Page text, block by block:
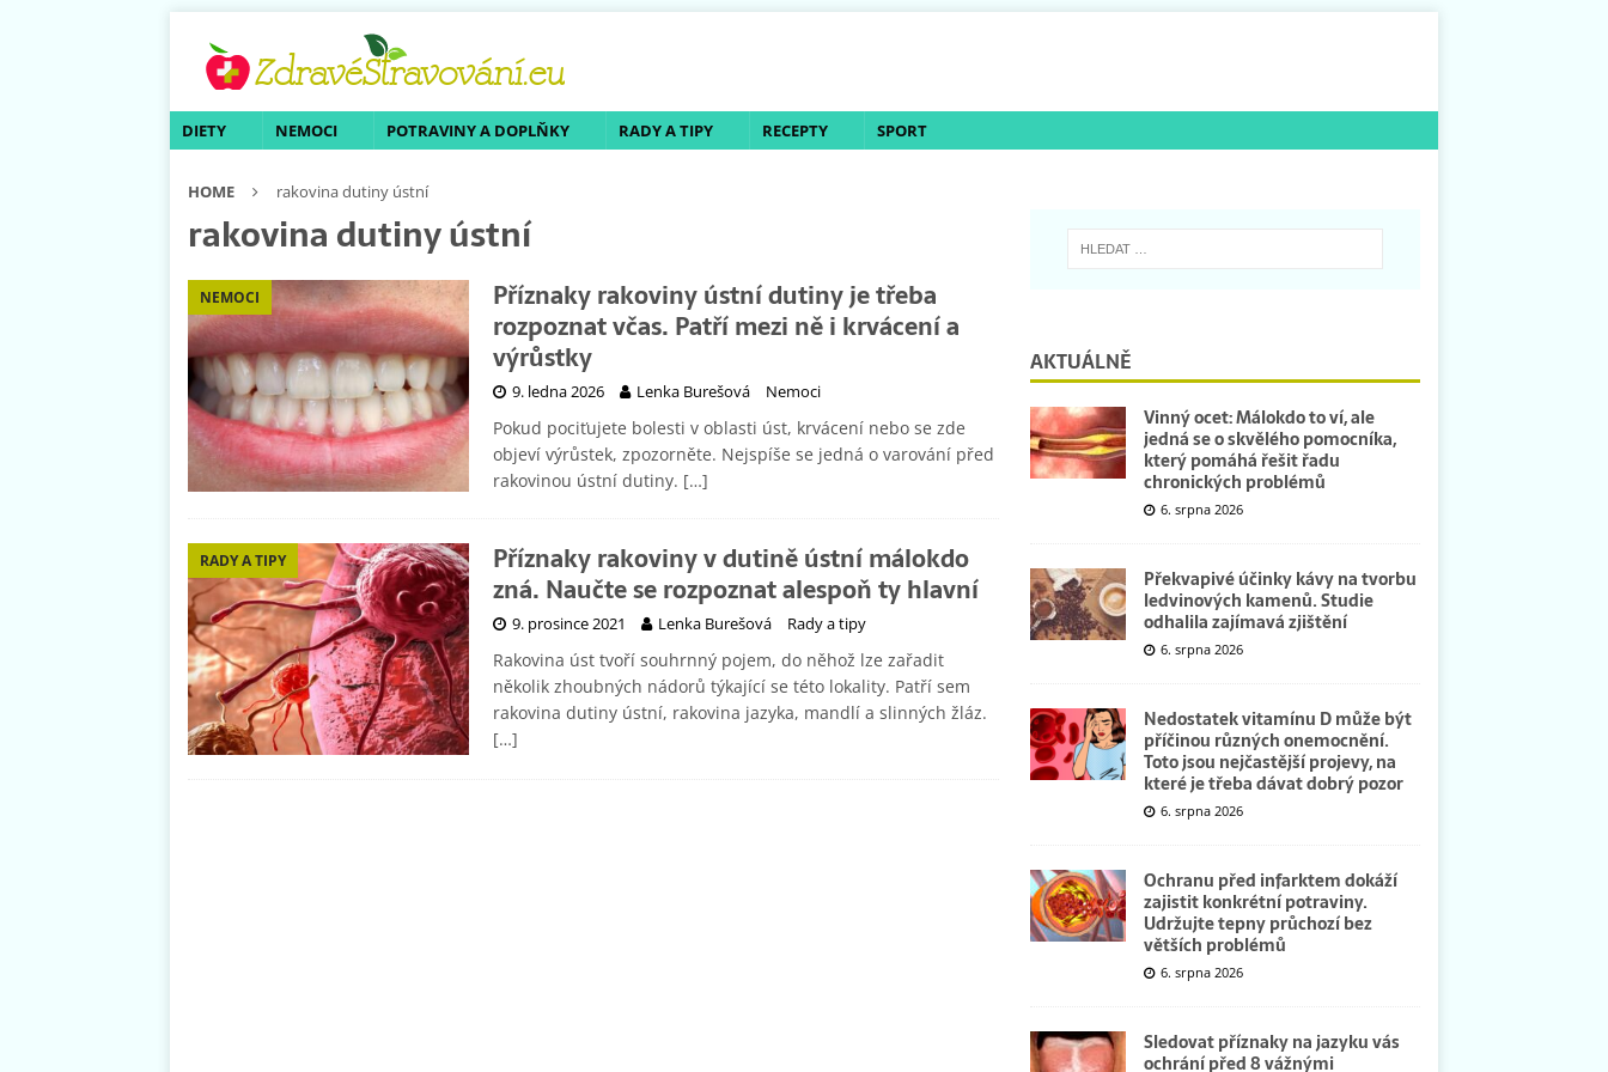
DIETY NEMOCI POTRAVINY A DOPLŇKY RADY A TIPY RECEPTY SPORT
HOME rakovina dutiny ústní
rakovina dutiny ústní
NEMOCI
Příznaky rakoviny ústní dutiny je třeba
rozpoznat včas. Patří mezi ně i krvácení a
výrůstky
9. ledna 2026 Lenka Burešová Nemoci
Pokud pociťujete bolesti v oblasti úst, krvácení nebo se zde
objeví výrůstek, zpozorněte. Nejspíše se jedná o varování před
rakovinou ústní dutiny. […]
RADY A TIPY
Příznaky rakoviny v dutině ústní málokdo
zná. Naučte se rozpoznat alespoň ty hlavní
9. prosince 2021 Lenka Burešová Rady a tipy
Rakovina úst tvoří souhrnný pojem, do něhož lze zařadit
několik zhoubných nádorů týkající se této lokality. Patří sem
rakovina dutiny ústní, rakovina jazyka, mandlí a slinných žláz.
[…]
AKTUÁLNĚ
Vinný ocet: Málokdo to ví, ale
jedná se o skvělého pomocníka,
který pomáhá řešit řadu
chronických problémů
6. srpna 2026
Překvapivé účinky kávy na tvorbu
ledvinových kamenů. Studie
odhalila zajímavá zjištění
6. srpna 2026
Nedostatek vitamínu D může být
příčinou různých onemocnění.
Toto jsou nejčastější projevy, na
které je třeba dávat dobrý pozor
6. srpna 2026
Ochranu před infarktem dokáží
zajistit konkrétní potraviny.
Udržujte tepny průchozí bez
větších problémů
6. srpna 2026
Sledovat příznaky na jazyku vás
ochrání před 8 vážnými